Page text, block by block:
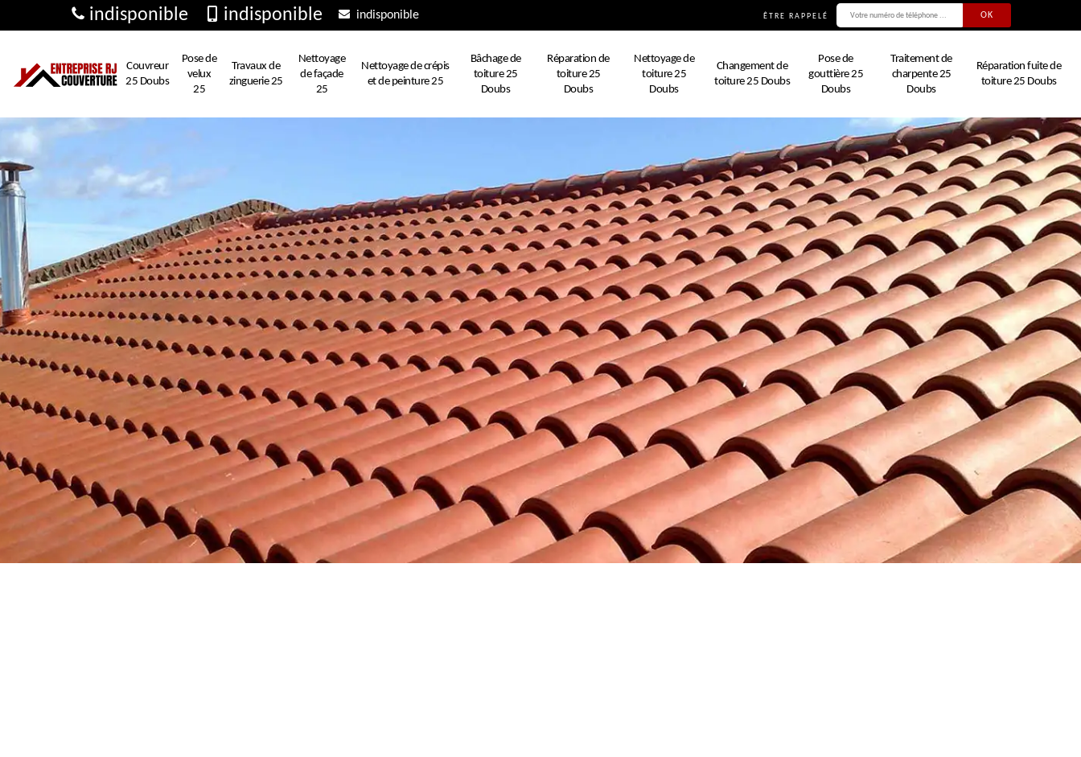
indisponible indisponible indisponible ÊTRE RAPPELÉ
Couvreur
25 Doubs
Pose de
velux
25
Travaux de
zinguerie 25
Nettoyage
de façade
25
Nettoyage de crépis
et de peinture 25
Bâchage de
toiture 25
Doubs
Réparation de
toiture 25
Doubs
Nettoyage de
toiture 25
Doubs
Changement de
toiture 25 Doubs
Pose de
gouttière 25
Doubs
Traitement de
charpente 25
Doubs
Réparation fuite de
toiture 25 Doubs